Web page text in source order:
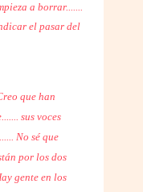
a borrar.......
el pasar del
que han
sus voces
No sé que
por los dos
gente en los